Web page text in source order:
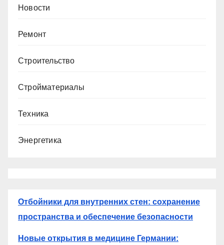
Новости
Ремонт
Строительство
Стройматериалы
Техника
Энергетика
Отбойники для внутренних стен: сохранение
пространства и обеспечение безопасности
Новые открытия в медицине Германии: